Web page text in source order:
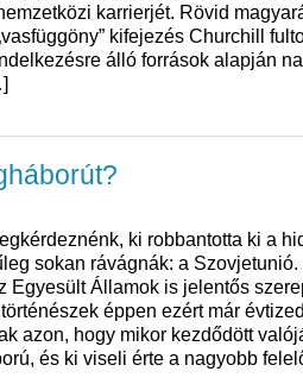
karrierjét. Rövid
kifejezés Churchill
álló források alapján
ki robbantotta ki a
sokan rávágnák: a Szovjetunió.
Egyesült Államok is jelentős
éppen ezért már
azon, hogy mikor kezdődött
és ki viseli érte a nagyobb